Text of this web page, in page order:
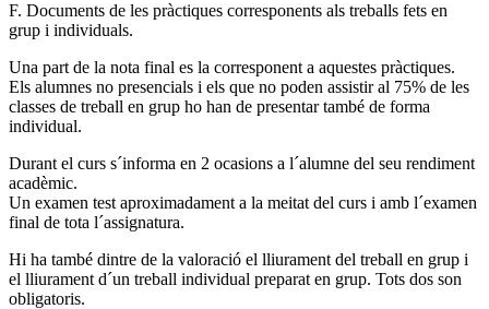
F. Documents de les pràctiques corresponents als treballs fets en
grup i individuals.
Una part de la nota final es la corresponent a aquestes pràctiques.
Els alumnes no presencials i els que no poden assistir al 75% de les
classes de treball en grup ho han de presentar també de forma
individual.
Durant el curs s´informa en 2 ocasions a l´alumne del seu rendiment
acadèmic.
Un examen test aproximadament a la meitat del curs i amb l´examen
final de tota l´assignatura.
Hi ha també dintre de la valoració el lliurament del treball en grup i
el lliurament d´un treball individual preparat en grup. Tots dos son
obligatoris.